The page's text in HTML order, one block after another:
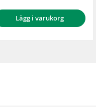
Lägg i varukorg